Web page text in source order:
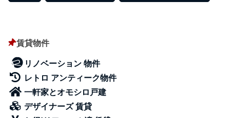
賃貸物件
リノベーション 物件
レトロ アンティーク物件
一軒家とオモシロ戸建
デザイナーズ 賃貸